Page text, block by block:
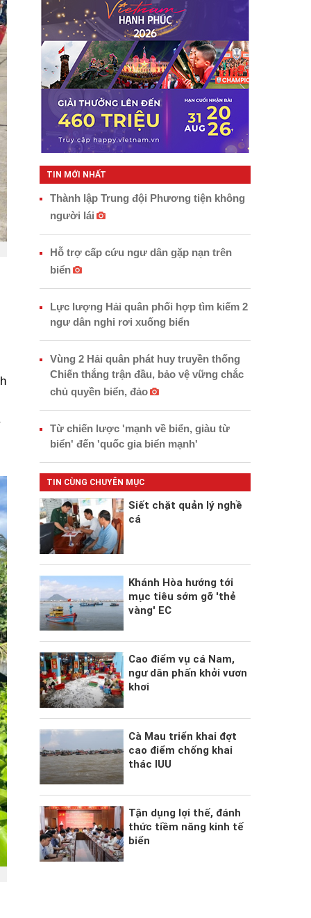
TIN MỚI NHẤT
Thành lập Trung đội Phương tiện không
người lái
Hỗ trợ cấp cứu ngư dân gặp nạn trên
biển
Lực lượng Hải quân phối hợp tìm kiếm 2
ngư dân nghi rơi xuống biển
Vùng 2 Hải quân phát huy truyền thống
Chiến thắng trận đầu, bảo vệ vững chắc
chủ quyền biển, đảo
Từ chiến lược 'mạnh về biển, giàu từ
biển' đến 'quốc gia biển mạnh'
TIN CÙNG CHUYÊN MỤC
Siết chặt quản lý nghề
cá
Khánh Hòa hướng tới
mục tiêu sớm gỡ 'thẻ
vàng' EC
Cao điểm vụ cá Nam,
ngư dân phấn khởi vươn
khơi
Cà Mau triển khai đợt
cao điểm chống khai
thác IUU
Tận dụng lợi thế, đánh
thức tiềm năng kinh tế
biển